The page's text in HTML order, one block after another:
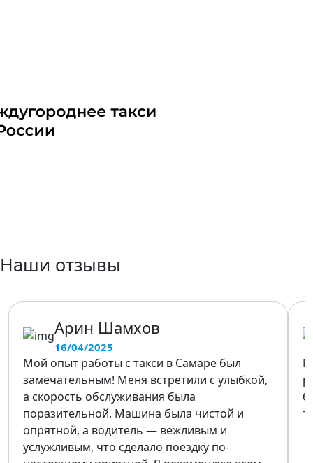
Наши отзывы
Арин Шамхов
16/04/2025
Мой опыт работы с такси в Самаре был
замечательным! Меня встретили с улыбкой,
а скорость обслуживания была
поразительной. Машина была чистой и
опрятной, а водитель — вежливым и
услужливым, что сделало поездку по-